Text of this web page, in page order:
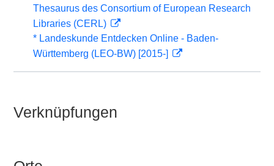
Thesaurus des Consortium of European Research
Libraries (CERL)
* Landeskunde Entdecken Online - Baden-
Württemberg (LEO-BW) [2015-]
Verknüpfungen